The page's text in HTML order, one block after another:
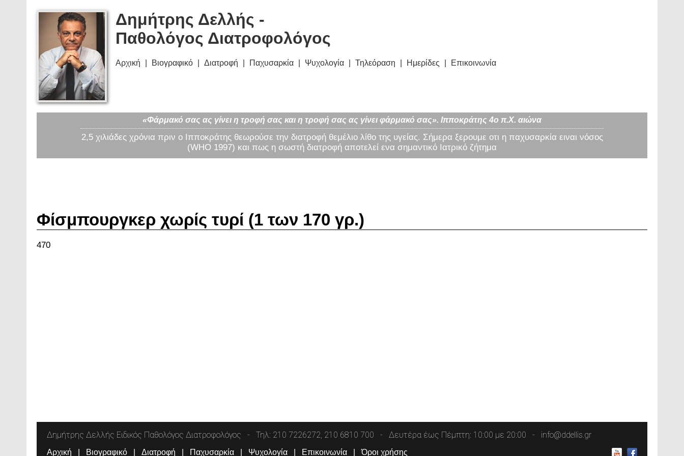
Δημήτρης Δελλής -
Παθολόγος Διατροφολόγος
Αρχική Βιογραφικό Διατροφή Παχυσαρκία Ψυχολογία Τηλεόραση Ημερίδες Επικοινωνία
«Φάρμακό σας ας γίνει η τροφή σας και η τροφή σας ας γίνει φάρμακό σας». Ιπποκράτης 4ο π.Χ. αιώνα
2,5 χιλιάδες χρόνια πριν ο Ιπποκράτης θεωρούσε την διατροφή θεμέλιο λίθο της υγείας. Σήμερα ξερουμε οτι η παχυσαρκία ειναι νόσος
(WHO 1997) και πως η σωστή διατροφή αποτελεί ενα σημαντικό Ιατρικό ζήτημα
Φίσμπουργκερ χωρίς τυρί (1 των 170 γρ.)
470
Δημήτρης Δελλής Ειδικός Παθολόγος Διατροφολόγος Τηλ: 210 7226272, 210 6810 700 Δευτέρα έως Πέμπτη: 10:00 με 20:00 info@ddellis.gr
Αρχική Βιογραφικό Διατροφή Παχυσαρκία Ψυχολογία Επικοινωνία Όροι χρήσης